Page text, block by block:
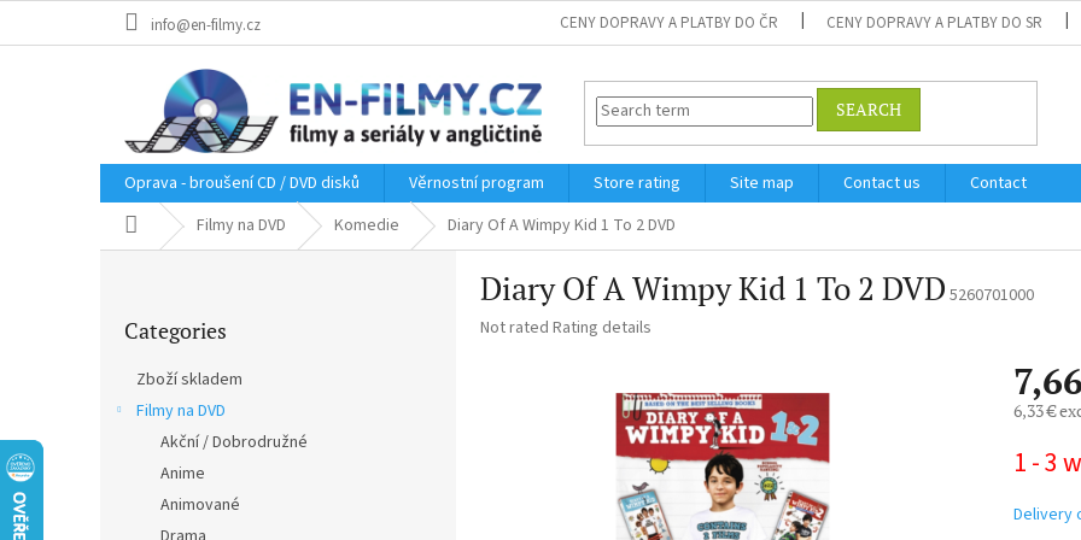
info@en-filmy.cz CENY DOPRAVY A PLATBY DO ČR CENY DOPRAVY A PLATBY DO SR
SEARCH
Oprava - broušení CD / DVD disků Věrnostní program Store rating Site map Contact us
Contact
Home Filmy na DVD Komedie Diary Of A Wimpy Kid 1 To 2 DVD
categories
Categories
Zboží skladem
Filmy na DVD
Akční / Dobrodružné
Anime
Animované
Diary Of A Wimpy Kid 1 To 2 DVD 5260701000
The
Not rated Rating details
6,33 €
price:
1 - 3
Delivery